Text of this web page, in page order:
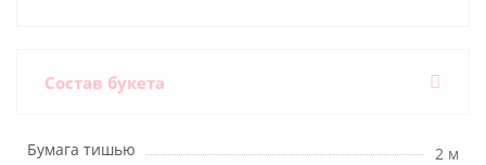
Состав букета
Бумага тишью
2 м